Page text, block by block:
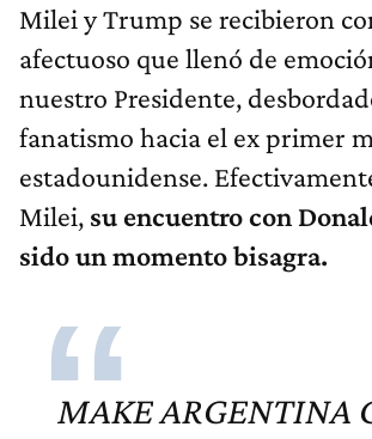
Milei y Trump se recibieron
afectuoso que llenó de
nuestro Presidente,
fanatismo hacia el ex primer
estadounidense.
Milei, su encuentro con
sido un momento bisagra.
MAKE ARGENTINA